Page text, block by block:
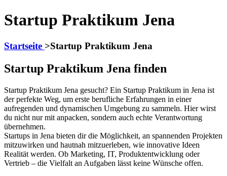
Startup Praktikum Jena
Startseite >Startup Praktikum Jena
Startup Praktikum Jena finden
Startup Praktikum Jena gesucht? Ein Startup Praktikum in Jena ist
der perfekte Weg, um erste berufliche Erfahrungen in einer
aufregenden und dynamischen Umgebung zu sammeln. Hier wirst
du nicht nur mit anpacken, sondern auch echte Verantwortung
übernehmen.
Startups in Jena bieten dir die Möglichkeit, an spannenden Projekten
mitzuwirken und hautnah mitzuerleben, wie innovative Ideen
Realität werden. Ob Marketing, IT, Produktentwicklung oder
Vertrieb – die Vielfalt an Aufgaben lässt keine Wünsche offen.